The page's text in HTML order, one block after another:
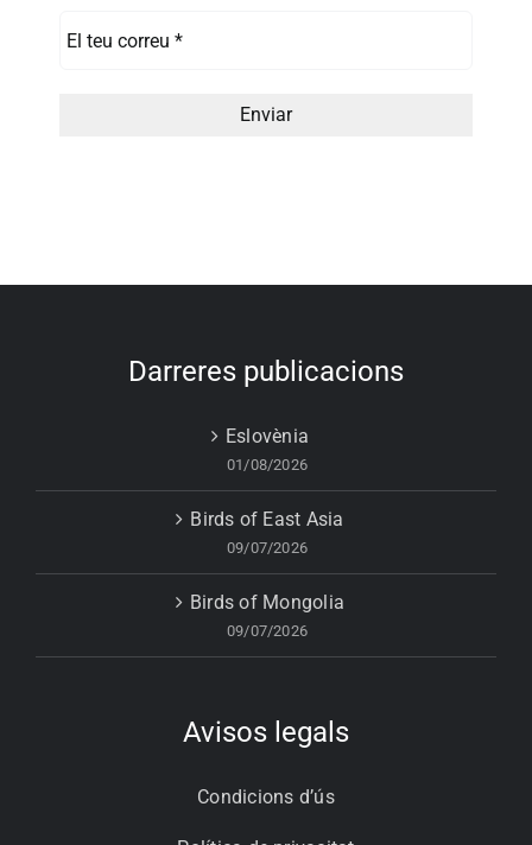
Darreres publicacions
Eslovènia
01/08/2026
Birds of East Asia
09/07/2026
Birds of Mongolia
09/07/2026
Avisos legals
Condicions d’ús